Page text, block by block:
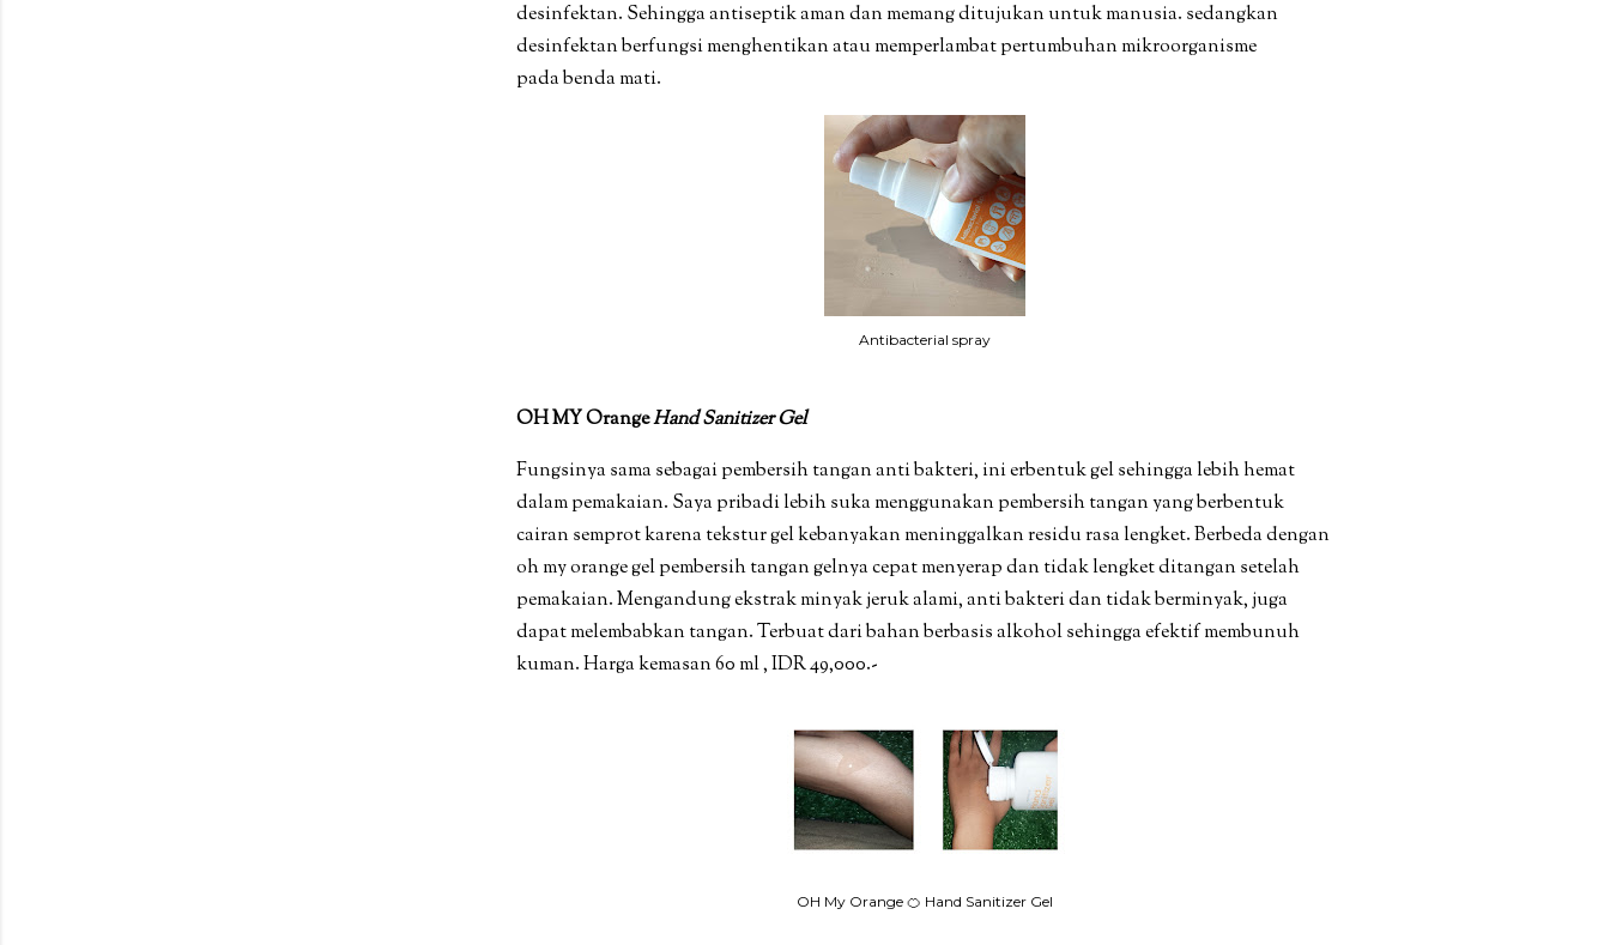
desinfektan. Sehingga antiseptik aman dan memang ditujukan untuk manusia. sedangkan
desinfektan berfungsi menghentikan atau memperlambat pertumbuhan mikroorganisme
pada benda mati.
Antibacterial spray
OH MY OrangeHand Sanitizer Gel
Fungsinya sama sebagai pembersih tangan anti bakteri, ini erbentuk gel sehingga lebih hemat
dalam pemakaian. Saya pribadi lebih suka menggunakan pembersih tangan yang berbentuk
cairan semprot karena tekstur gel kebanyakan meninggalkan residu rasa lengket. Berbeda dengan
oh my orange gel pembersih tangan gelnya cepat menyerap dan tidak lengket ditangan setelah
pemakaian. Mengandung ekstrak minyak jeruk alami, anti bakteri dan tidak berminyak, juga
dapat melembabkan tangan. Terbuat dari bahan berbasis alkohol sehingga efektif membunuh
kuman. Harga kemasan 60 ml , IDR 49,000.-
OH My Orange 🍊 Hand Sanitizer Gel